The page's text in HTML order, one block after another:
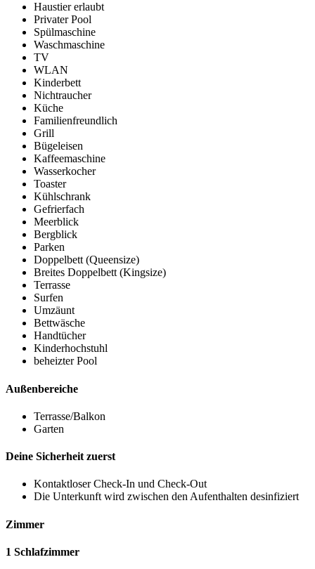
Haustier erlaubt
Privater Pool
Spülmaschine
Waschmaschine
TV
WLAN
Kinderbett
Nichtraucher
Küche
Familienfreundlich
Grill
Bügeleisen
Kaffeemaschine
Wasserkocher
Toaster
Kühlschrank
Gefrierfach
Meerblick
Bergblick
Parken
Doppelbett (Queensize)
Breites Doppelbett (Kingsize)
Terrasse
Surfen
Umzäunt
Bettwäsche
Handtücher
Kinderhochstuhl
beheizter Pool
Außenbereiche
Terrasse/Balkon
Garten
Deine Sicherheit zuerst
Kontaktloser Check-In und Check-Out
Die Unterkunft wird zwischen den Aufenthalten desinfiziert
Zimmer
1 Schlafzimmer